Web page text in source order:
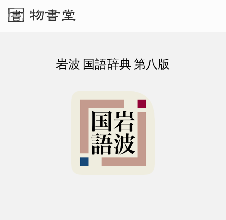
岩波 国語辞典 第八版